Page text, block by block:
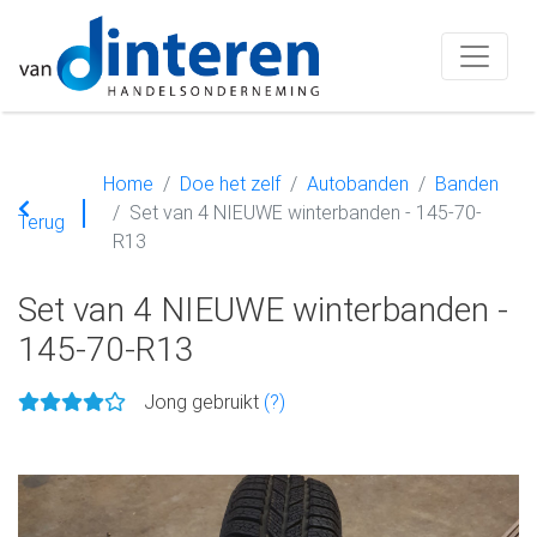
Terug
Home Doe het zelf Autobanden
Banden
Set van 4 NIEUWE winterbanden - 145-70-
R13
Set van 4 NIEUWE winterbanden -
145-70-R13
Jong gebruikt (?)